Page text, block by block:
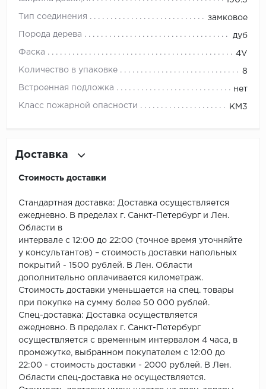
ROYCE
SPC
SPC Kronostep
SPC Promo
SPC Stronghold
TANTO
Tarkett
Тип соединения замковое
Порода дерева дуб
Фаска 4V
Количество в упаковке 8
Встроенная подложка нет
Класс пожарной опасности КМ3
Доставка
Стоимость доставки
Стандартная доставка: Доставка осуществляется
ежедневно. В пределах г. Санкт-Петербург и Лен.
Области в
интервале с 12:00 до 22:00 (точное время уточняйте
у консультантов) – стоимость доставки напольных
покрытий - 1500 рублей. В Лен. Области
дополнительно оплачивается километраж.
Стоимость доставки уменьшается на спец. товары
при покупке на сумму более 50 000 рублей.
Спец-доставка: Доставка осуществляется
ежедневно. В пределах г. Санкт-Петербург
осуществляется с временным интервалом 4 часа, в
промежутке, выбранном покупателем с 12:00 до
22:00 - стоимость доставки - 2000 рублей. В Лен.
Области спец-доставка не осуществляется.